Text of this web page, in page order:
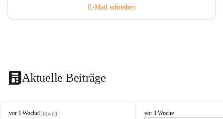
E-Mail schreiben
Aktuelle Beiträge
V
vor 1 WocheUmwelt
V
vor 1 Woche